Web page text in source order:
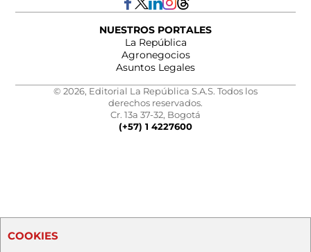
NUESTROS PORTALES
La República
Agronegocios
Asuntos Legales
© 2026, Editorial La República S.A.S. Todos los
derechos reservados.
Cr. 13a 37-32, Bogotá
(+57) 1 4227600
COOKIES